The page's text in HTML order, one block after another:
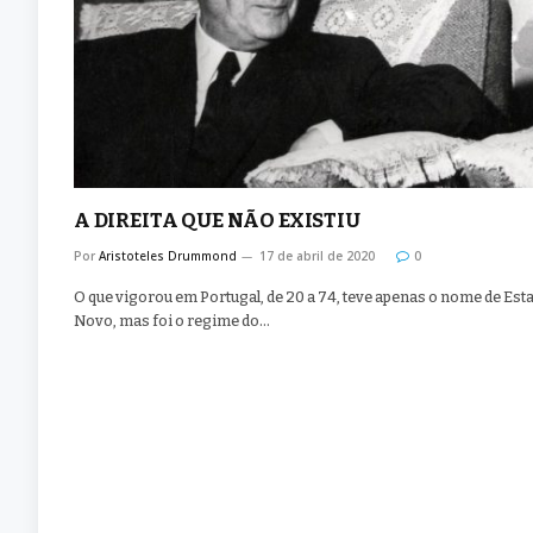
A DIREITA QUE NÃO EXISTIU
Por Aristoteles Drummond 17 de abril de 2020 0
O que vigorou em Portugal, de 20 a 74, teve apenas o nome de
Novo, mas foi o regime do…